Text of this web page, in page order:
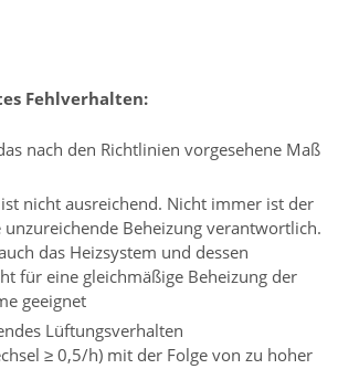
Fehlverhalten:
nach den Richtlinien vorgesehene Maß
nicht ausreichend. Nicht immer ist der
Beheizung verantwortlich.
das Heizsystem und dessen
für eine gleichmäßige Beheizung der
geeignet
Lüftungsverhalten
≥ 0,5/h) mit der Folge von zu hoher